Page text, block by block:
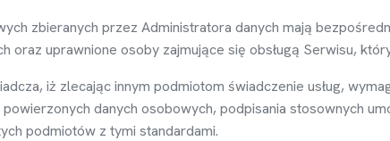
zbieranych przez Administratora danych mają bezpoś
oraz uprawnione osoby zajmujące się obsługą Serwisu,
iż zlecając innym podmiotom świadczenie usług,
danych osobowych, podpisania stosownych
podmiotów z tymi standardami.